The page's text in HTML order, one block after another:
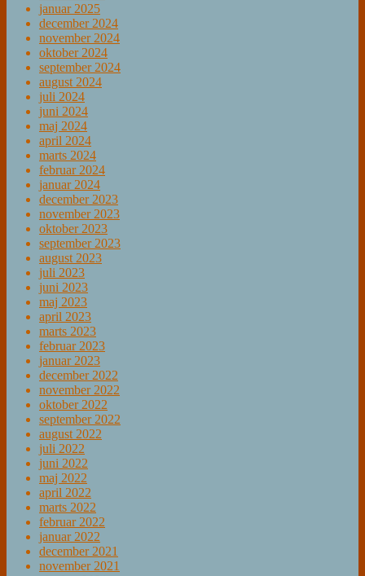
januar 2025
december 2024
november 2024
oktober 2024
september 2024
august 2024
juli 2024
juni 2024
maj 2024
april 2024
marts 2024
februar 2024
januar 2024
december 2023
november 2023
oktober 2023
september 2023
august 2023
juli 2023
juni 2023
maj 2023
april 2023
marts 2023
februar 2023
januar 2023
december 2022
november 2022
oktober 2022
september 2022
august 2022
juli 2022
juni 2022
maj 2022
april 2022
marts 2022
februar 2022
januar 2022
december 2021
november 2021